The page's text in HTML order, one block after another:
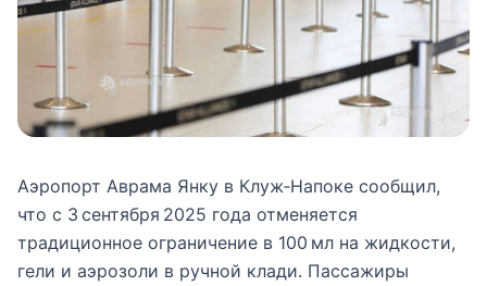
Аэропорт Аврама Янку в Клуж‑Напоке сообщил,
что с 3 сентября 2025 года отменяется
традиционное ограничение в 100 мл на жидкости,
гели и аэрозоли в ручной клади. Пассажиры